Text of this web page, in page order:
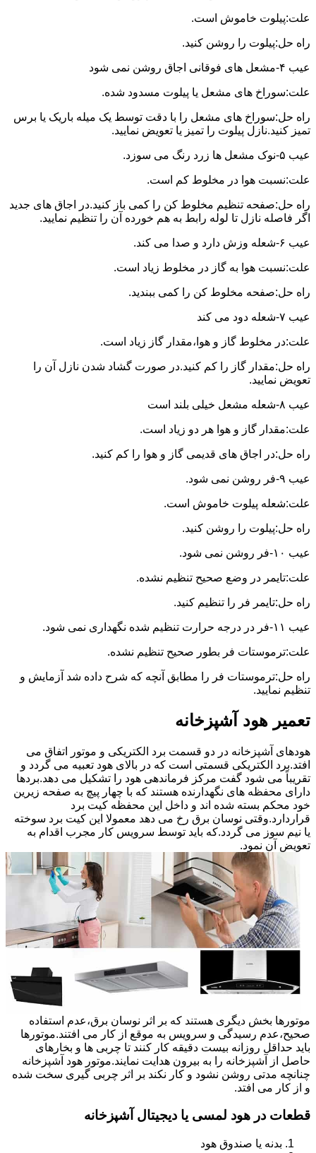
علت:پیلوت خاموش است.
راه حل:پیلوت را روشن کنید.
عیب ۴-مشعل های فوقانی اجاق روشن نمی شود
علت:سوراخ های مشعل یا پیلوت مسدود شده.
راه حل:سوراخ های مشعل را با دقت توسط یک میله باریک یا برس
تمیز کنید.نازل پیلوت را تمیز یا تعویض نمایید.
عیب ۵-نوک مشعل ها زرد رنگ می سوزد.
علت:نسبت هوا در مخلوط کم است.
راه حل:صفحه تنظیم مخلوط کن را کمی باز کنید.در اجاق های جدید
اگر فاصله نازل تا لوله رابط به هم خورده آن را تنظیم نمایید.
عیب ۶-شعله وزش دارد و صدا می کند.
علت:نسبت هوا به گاز در مخلوط زیاد است.
راه حل:صفحه مخلوط کن را کمی ببندید.
عیب ۷-شعله دود می کند
علت:در مخلوط گاز و هوا،مقدار گاز زیاد است.
راه حل:مقدار گاز را کم کنید.در صورت گشاد شدن نازل آن را
تعویض نمایید.
عیب ۸-شعله مشعل خیلی بلند است
علت:مقدار گاز و هوا هر دو زیاد است.
راه حل:در اجاق های قدیمی گاز و هوا را کم کنید.
عیب ۹-فر روشن نمی شود.
علت:شعله پیلوت خاموش است.
راه حل:پیلوت را روشن کنید.
عیب ۱۰-فر روشن نمی شود.
علت:تایمر در وضع صحیح تنظیم نشده.
راه حل:تایمر فر را تنظیم کنید.
عیب ۱۱-فر در درجه حرارت تنظیم شده نگهداری نمی شود.
علت:ترموستات فر بطور صحیح تنظیم نشده.
راه حل:ترموستات فر را مطابق آنچه که شرح داده شد آزمایش و
تنظیم نمایید.
تعمیر هود آشپزخانه
هودهای آشپزخانه در دو قسمت برد الکتریکی و موتور اتفاق می
افتد.برد الکتریکی قسمتی است که در بالای هود تعبیه می گردد و
تقریباً می شود گفت مرکز فرماندهی هود را تشکیل می دهد.بردها
دارای محفظه های نگهدارنده هستند که با چهار پیچ به صفحه زیرین
خود محکم بسته شده اند و داخل این محفظه کیت برد
قراردارد.وقتی نوسان برق رخ می دهد معمولا این کیت برد سوخته
یا نیم سوز می گردد.که باید توسط سرویس کار مجرب اقدام به
تعویض آن نمود.
موتورها بخش دیگری هستند که بر اثر نوسان برق،عدم استفاده
صحیح،عدم رسیدگی و سرویس به موقع از کار می افتند.موتورها
باید حداقل روزانه بیست دقیقه کار کنند تا چربی ها و بخارهای
حاصل از آشپزخانه را به بیرون هدایت نمایند.موتور هود آشپزخانه
چنانچه مدتی روشن نشود و کار نکند بر اثر چربی گیری سخت شده
و از کار می افتد.
قطعات در هود لمسی یا دیجیتال آشپزخانه
بدنه یا صندوق هود